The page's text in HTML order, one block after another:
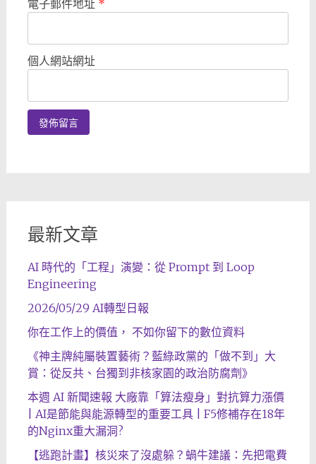
電子郵件地址 *
個人網站網址
最新文章
AI 時代的「工程」演變：從 Prompt 到 Loop
Engineering
2026/05/29 AI轉型日報
你在工作上的價值， 不如你留下的數位資料
《神主牌純屬裝置藝術？藍綠政黨的「做不到」大
賞：從反共、台獨到非核家園的政治防腐劑》
本週 AI 新聞速報 大廠靠「算法瘦身」對抗算力漲價
| AI是節能與能源轉型的重要工具 | F5修補存在18年
的Nginx重大漏洞?
【逃跑計畫】核災來了沒處躲？蝸牛建議：先把電費